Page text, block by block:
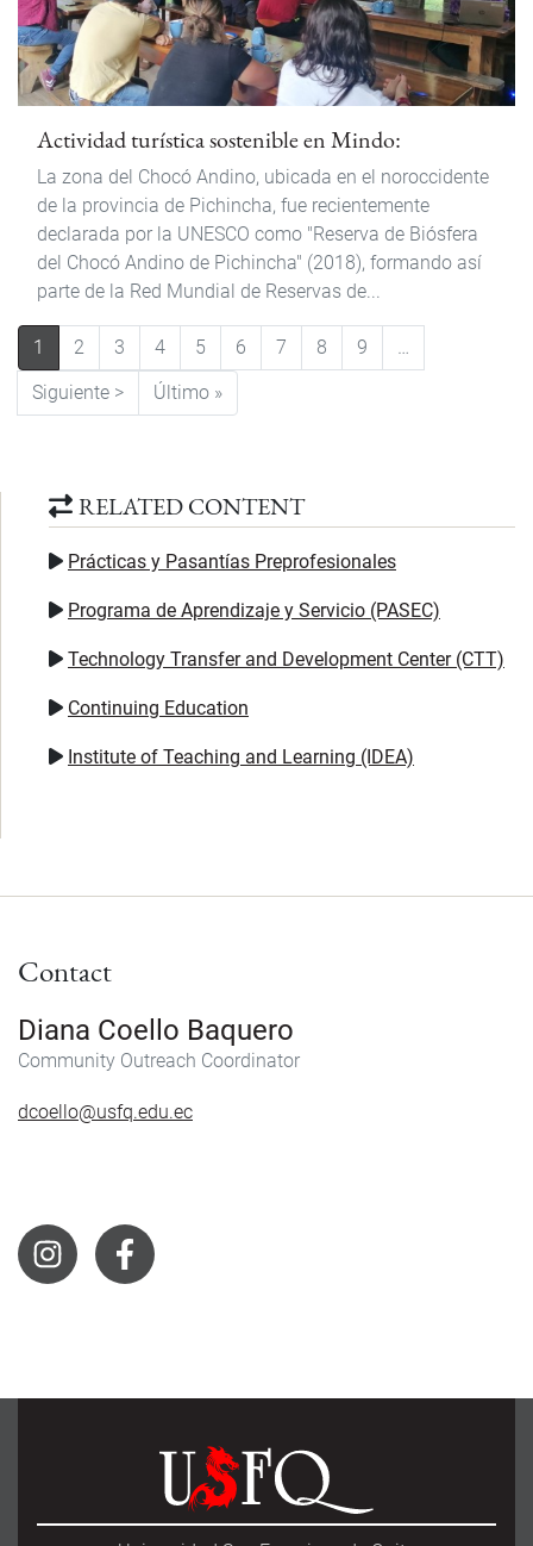
Actividad turística sostenible en Mindo:
La zona del Chocó Andino, ubicada en el noroccidente
de la provincia de Pichincha, fue recientemente
declarada por la UNESCO como "Reserva de Biósfera
del Chocó Andino de Pichincha" (2018), formando así
parte de la Red Mundial de Reservas de...
Pagination
1 2 3 4 5 6 7 8 9
…
Siguiente >Next page
Último »Last page
RELATED CONTENT
Prácticas y Pasantías Preprofesionales
Programa de Aprendizaje y Servicio (PASEC)
Technology Transfer and Development Center (CTT)
Continuing Education
Institute of Teaching and Learning (IDEA)
Contact
Diana Coello Baquero
Community Outreach Coordinator
dcoello@usfq.edu.ec